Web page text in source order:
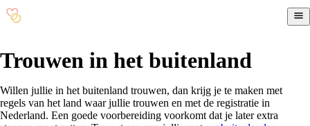
Trouwen in het buitenland
Willen jullie in het buitenland trouwen, dan krijg je te maken met
regels van het land waar jullie trouwen en met de registratie in
Nederland. Een goede voorbereiding voorkomt dat je later extra